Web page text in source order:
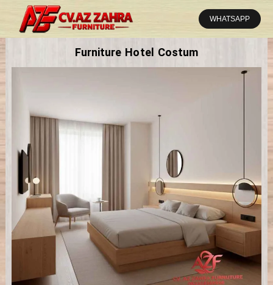
Lewati
konten
WHATSAPP
Furniture Hotel Costum